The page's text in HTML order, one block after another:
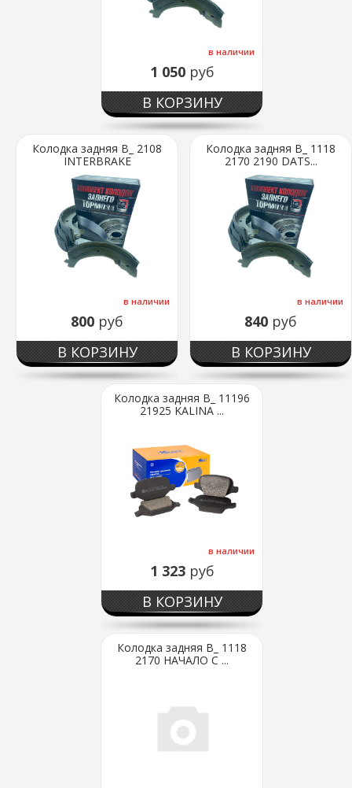
в наличии
1 050 руб
В КОРЗИНУ
Колодка задняя В_ 2108
INTERBRAKE
в наличии
800 руб
В КОРЗИНУ
Колодка задняя В_ 1118
2170 2190 DATS...
в наличии
840 руб
В КОРЗИНУ
Колодка задняя В_ 11196
21925 KALINA ...
в наличии
1 323 руб
В КОРЗИНУ
Колодка задняя В_ 1118
2170 НАЧАЛО С ...